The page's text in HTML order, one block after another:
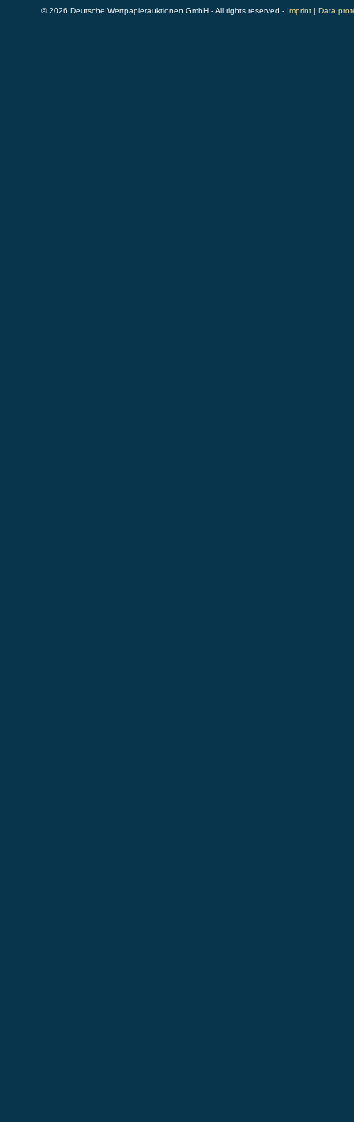
© 2026 Deutsche Wertpapierauktionen GmbH - All rights reserved - Imprint| Data